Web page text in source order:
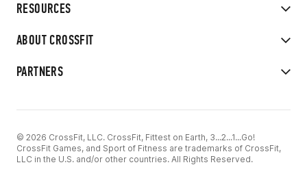
RESOURCES
ABOUT CROSSFIT
PARTNERS
© 2026 CrossFit, LLC. CrossFit, Fittest on Earth, 3...2...1...Go!
CrossFit Games, and Sport of Fitness are trademarks of CrossFit,
LLC in the U.S. and/or other countries. All Rights Reserved.